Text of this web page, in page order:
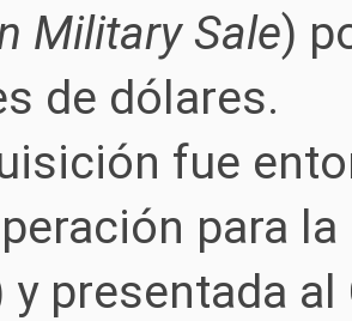
Military Sale)
de dólares.
fue
para
y presentada